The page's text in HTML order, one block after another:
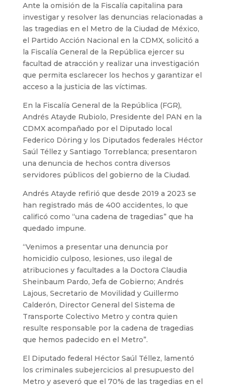
Ante la omisión de la Fiscalía capitalina para
investigar y resolver las denuncias relacionadas a
las tragedias en el Metro de la Ciudad de México,
el Partido Acción Nacional en la CDMX, solicitó a
la Fiscalía General de la República ejercer su
facultad de atracción y realizar una investigación
que permita esclarecer los hechos y garantizar el
acceso a la justicia de las víctimas.
En la Fiscalía General de la República (FGR),
Andrés Atayde Rubiolo, Presidente del PAN en la
CDMX acompañado por el Diputado local
Federico Döring y los Diputados federales Héctor
Saúl Téllez y Santiago Torreblanca; presentaron
una denuncia de hechos contra diversos
servidores públicos del gobierno de la Ciudad.
Andrés Atayde refirió que desde 2019 a 2023 se
han registrado más de 400 accidentes, lo que
calificó como “una cadena de tragedias” que ha
quedado impune.
“Venimos a presentar una denuncia por
homicidio culposo, lesiones, uso ilegal de
atribuciones y facultades a la Doctora Claudia
Sheinbaum Pardo, Jefa de Gobierno; Andrés
Lajous, Secretario de Movilidad y Guillermo
Calderón, Director General del Sistema de
Transporte Colectivo Metro y contra quien
resulte responsable por la cadena de tragedias
que hemos padecido en el Metro”.
El Diputado federal Héctor Saúl Téllez, lamentó
los criminales subejercicios al presupuesto del
Metro y aseveró que el 70% de las tragedias en el